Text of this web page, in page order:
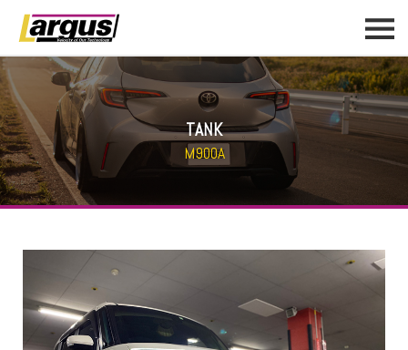
TANK
M900A